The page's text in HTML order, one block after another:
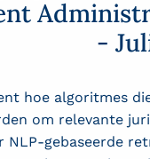
-
hoe algoritmes
om relevante
NLP-gebaseerde